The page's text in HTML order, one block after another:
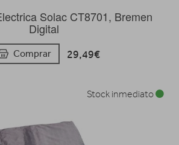
Solac CT8701, Bremen
Digital
Comprar 29,49€
Stock inmediato